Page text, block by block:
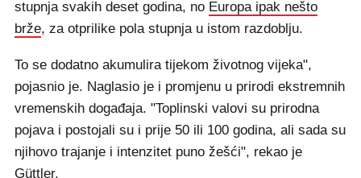
stupnja svakih deset godina, no Europa ipak nešto
brže, za otprilike pola stupnja u istom razdoblju.
To se dodatno akumulira tijekom životnog vijeka",
pojasnio je. Naglasio je i promjenu u prirodi ekstremnih
vremenskih događaja. "Toplinski valovi su prirodna
pojava i postojali su i prije 50 ili 100 godina, ali sada su
njihovo trajanje i intenzitet puno žešći", rekao je
Güttler.